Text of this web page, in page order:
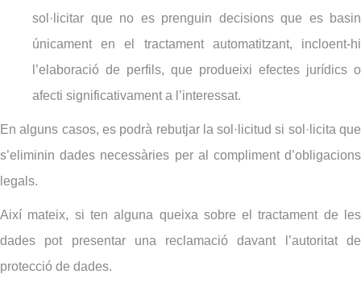
sol·licitar que no es prenguin decisions que es basin
únicament en el tractament automatitzant, incloent-hi
l’elaboració de perfils, que produeixi efectes jurídics o
afecti significativament a l’interessat.
En alguns casos, es podrà rebutjar la sol·licitud si sol·licita que
s’eliminin dades necessàries per al compliment d’obligacions
legals.
Així mateix, si ten alguna queixa sobre el tractament de les
dades pot presentar una reclamació davant l’autoritat de
protecció de dades.